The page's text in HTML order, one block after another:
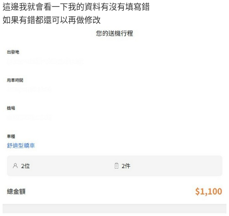
這邊我就會看一下我的資料有沒有填寫錯
如果有錯都還可以再做修改